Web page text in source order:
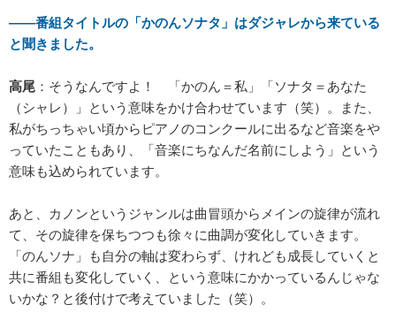
――番組タイトルの「かのんソナタ」はダジャレから来ている
と聞きました。
高尾 ：そうなんですよ！ 「かのん＝私」「ソナタ＝あなた
（シャレ）」という意味をかけ合わせています（笑）。また、
私がちっちゃい頃からピアノのコンクールに出るなど音楽をや
っていたこともあり、「音楽にちなんだ名前にしよう」という
意味も込められています。
あと、カノンというジャンルは曲冒頭からメインの旋律が流れ
て、その旋律を保ちつつも徐々に曲調が変化していきます。
「のんソナ」も自分の軸は変わらず、けれども成長していくと
共に番組も変化していく、という意味にかかっているんじゃな
いかな？と後付けで考えていました（笑）。